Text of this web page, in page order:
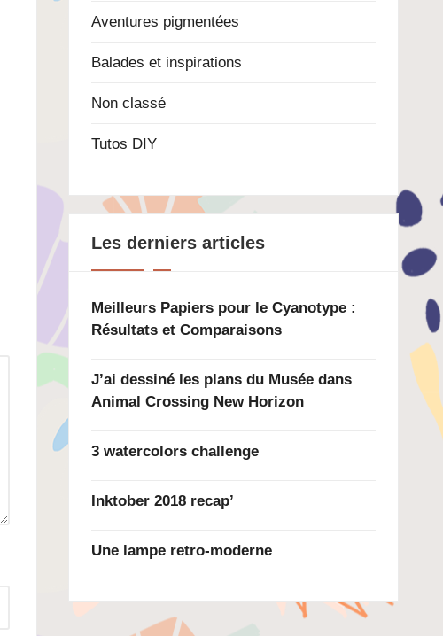
Aventures pigmentées
Balades et inspirations
Non classé
Tutos DIY
Les derniers articles
Meilleurs Papiers pour le Cyanotype :
Résultats et Comparaisons
J’ai dessiné les plans du Musée dans
Animal Crossing New Horizon
3 watercolors challenge
Inktober 2018 recap’
Une lampe retro-moderne